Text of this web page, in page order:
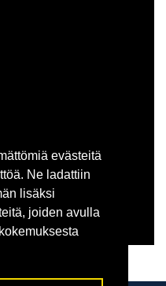
evästeitä
Ne ladattiin
lisäksi
joiden avulla